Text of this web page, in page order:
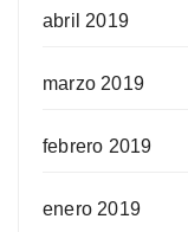
abril 2019
marzo 2019
febrero 2019
enero 2019